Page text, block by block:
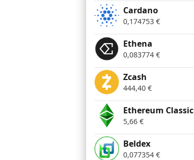
Cardano
0,174753 €
Ethena
0,083774 €
Zcash
444,40 €
Ethereum Classic
5,66 €
Beldex
0,077354 €